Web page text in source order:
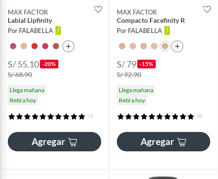
MAX FACTOR
Labial Lipfinity
Por FALABELLA
S/ 55.10 -20%
S/ 68.90
Llega mañana
Retira hoy
(7)
Agregar
MAX FACTOR
Compacto Facefinity R
Por FALABELLA
S/ 79 -15%
S/ 92.90
Llega mañana
Retira hoy
(8)
Agregar